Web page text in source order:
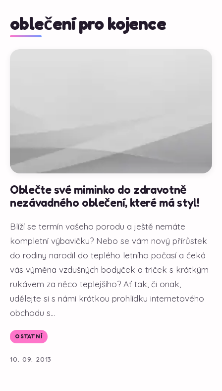
oblečení pro kojence
Oblečte své miminko do zdravotně
nezávadného oblečení, které má styl!
Blíží se termín vašeho porodu a ještě nemáte
kompletní výbavičku? Nebo se vám nový přírůstek
do rodiny narodil do teplého letního počasí a čeká
vás výměna vzdušných bodyček a triček s krátkým
rukávem za něco teplejšího? Ať tak, či onak,
udělejte si s námi krátkou prohlídku internetového
obchodu s...
OSTATNÍ
10. 09. 2013